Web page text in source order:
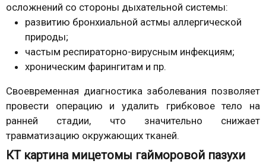
осложнений со стороны дыхательной системы:
развитию бронхиальной астмы аллергической
природы;
частым респираторно-вирусным инфекциям;
хроническим фарингитам и пр.
Своевременная диагностика заболевания позволяет
провести операцию и удалить грибковое тело на
ранней стадии, что значительно снижает
травматизацию окружающих тканей.
КТ картина мицетомы гайморовой пазухи